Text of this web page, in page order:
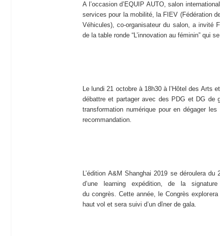
A l’occasion d’EQUIP AUTO, salon
services pour la mobilité, la FIEV (Fédération
Véhicules), co-organisateur du salon, a invité
de la table ronde “L’innovation au féminin” qui
Le lundi 21 octobre à 18h30 à l’Hôtel des Arts
débattre et partager avec des PDG et DG de
transformation numérique pour en dégager
recommandation.
L’édition A&M Shanghai 2019 se déroulera
d’une learning expédition, de la
du congrès. Cette année, le Congrès
haut vol et sera suivi d’un dîner de gala.